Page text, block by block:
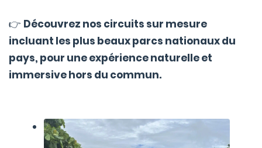
👉 Découvrez nos circuits sur mesure
incluant les plus beaux parcs nationaux du
pays, pour une expérience naturelle et
immersive hors du commun.